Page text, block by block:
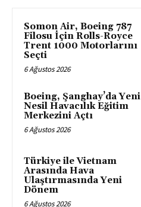
Somon Air, Boeing 787
Filosu İçin Rolls-Royce
Trent 1000 Motorlarını
Seçti
6 Ağustos 2026
Boeing, Şanghay’da Yeni
Nesil Havacılık Eğitim
Merkezini Açtı
6 Ağustos 2026
Türkiye ile Vietnam
Arasında Hava
Ulaştırmasında Yeni
Dönem
6 Ağustos 2026